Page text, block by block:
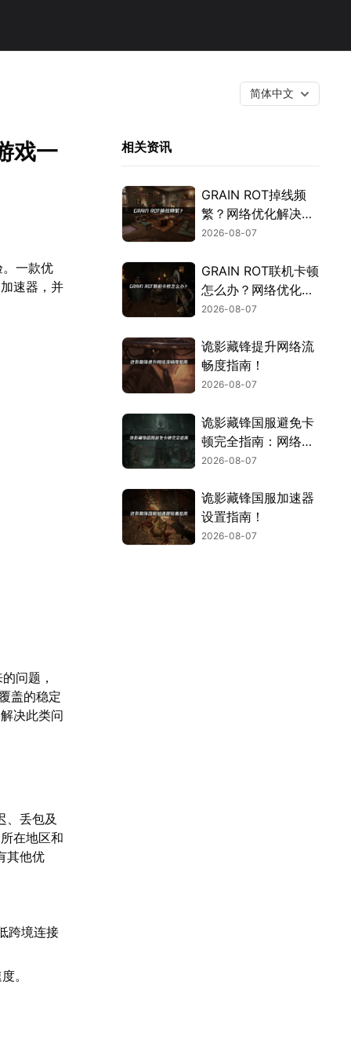
简体中文
戏一
一款优
速器，并
问题，
盖的稳定
决此类问
、丢包及
在地区和
其他优
跨境连接
。
相关资讯
GRAIN ROT掉线频
繁？网络优化解决指
南！
2026-08-07
GRAIN ROT联机卡顿
怎么办？网络优化解
决方案！
2026-08-07
诡影藏锋提升网络流
畅度指南！
2026-08-07
诡影藏锋国服避免卡
顿完全指南：网络优
化与解决技巧！
2026-08-07
诡影藏锋国服加速器
设置指南！
2026-08-07